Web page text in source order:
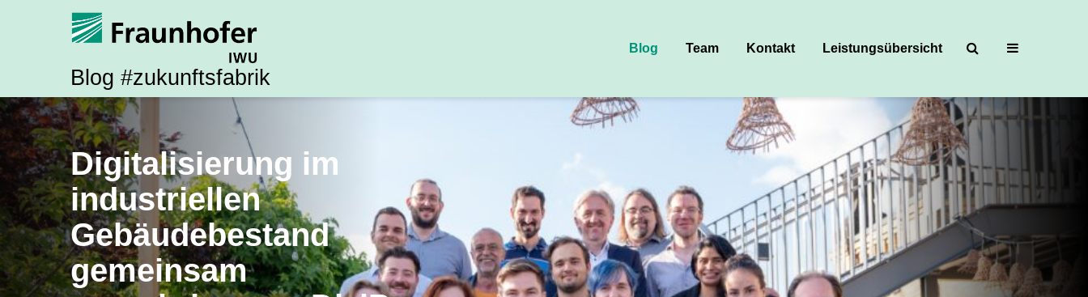
Blog #zukunftsfabrik
Blog Team Kontakt Leistungsübersicht
Digitalisierung im
industriellen
Gebäudebestand
gemeinsam